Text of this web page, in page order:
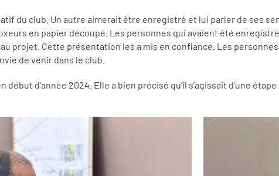
du club. Un autre aimerait être enregistré et lui parler de ses
en papier découpé. Les personnes qui avaient été
projet. Cette présentation les a mis en confiance. Les
de venir dans le club.
d’année 2024. Elle a bien précisé qu’il s’agissait d’une étape